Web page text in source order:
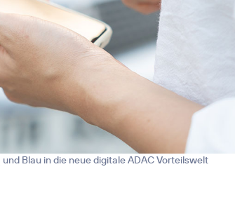
und Blau in die neue digitale ADAC Vorteilswelt